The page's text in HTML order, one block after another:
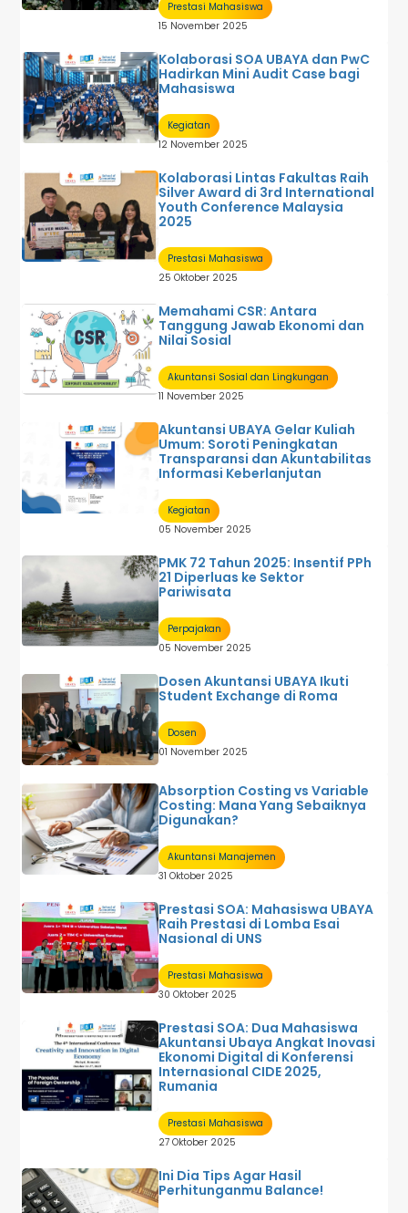
Prestasi Mahasiswa
15 November 2025
Kolaborasi SOA UBAYA dan PwC
Hadirkan Mini Audit Case bagi
Mahasiswa
Kegiatan
12 November 2025
Kolaborasi Lintas Fakultas Raih
Silver Award di 3rd International
Youth Conference Malaysia
2025
Prestasi Mahasiswa
25 Oktober 2025
Memahami CSR: Antara
Tanggung Jawab Ekonomi dan
Nilai Sosial
Akuntansi Sosial dan Lingkungan
11 November 2025
Akuntansi UBAYA Gelar Kuliah
Umum: Soroti Peningkatan
Transparansi dan Akuntabilitas
Informasi Keberlanjutan
Kegiatan
05 November 2025
PMK 72 Tahun 2025: Insentif PPh
21 Diperluas ke Sektor
Pariwisata
Perpajakan
05 November 2025
Dosen Akuntansi UBAYA Ikuti
Student Exchange di Roma
Dosen
01 November 2025
Absorption Costing vs Variable
Costing: Mana Yang Sebaiknya
Digunakan?
Akuntansi Manajemen
31 Oktober 2025
Prestasi SOA: Mahasiswa UBAYA
Raih Prestasi di Lomba Esai
Nasional di UNS
Prestasi Mahasiswa
30 Oktober 2025
Prestasi SOA: Dua Mahasiswa
Akuntansi Ubaya Angkat Inovasi
Ekonomi Digital di Konferensi
Internasional CIDE 2025,
Rumania
Prestasi Mahasiswa
27 Oktober 2025
Ini Dia Tips Agar Hasil
Perhitunganmu Balance!